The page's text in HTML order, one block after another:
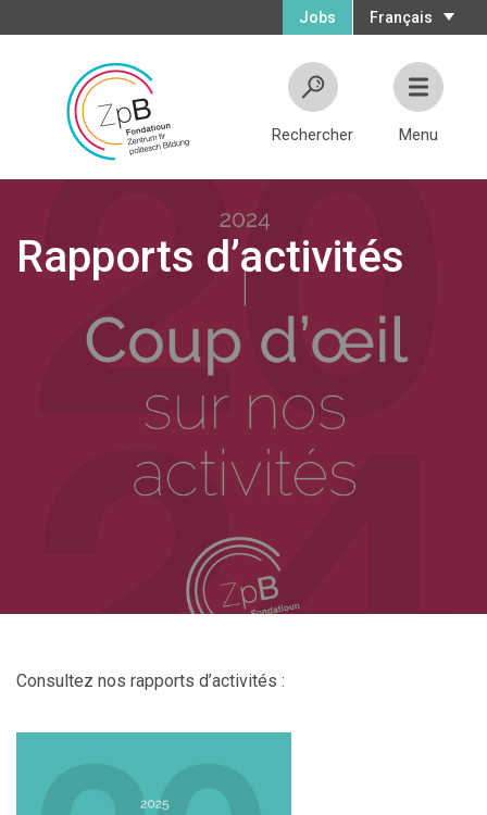
Français
Jobs
Rechercher Menu
Rapports d’activités
Consultez nos rapports d’activités :